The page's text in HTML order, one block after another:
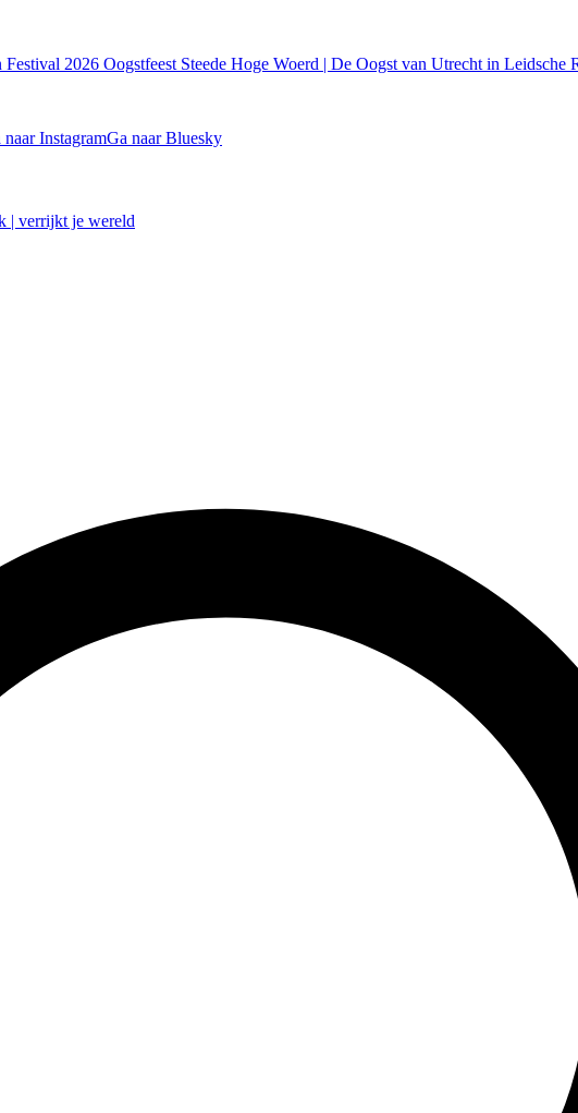
Festival 2026 Oogstfeest Steede Hoge Woerd | De Oogst van Utrecht in Leidsche
naar InstagramGa naar Bluesky
| verrijkt je wereld